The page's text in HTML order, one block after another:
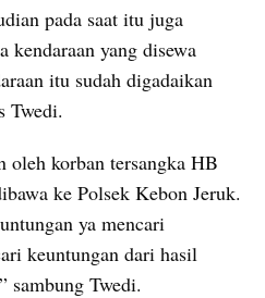
pada saat itu juga
kendaraan yang disewa
itu sudah digadaikan
Twedi.
oleh korban tersangka HB
ke Polsek Kebon Jeruk.
ya mencari
keuntungan dari hasil
sambung Twedi.